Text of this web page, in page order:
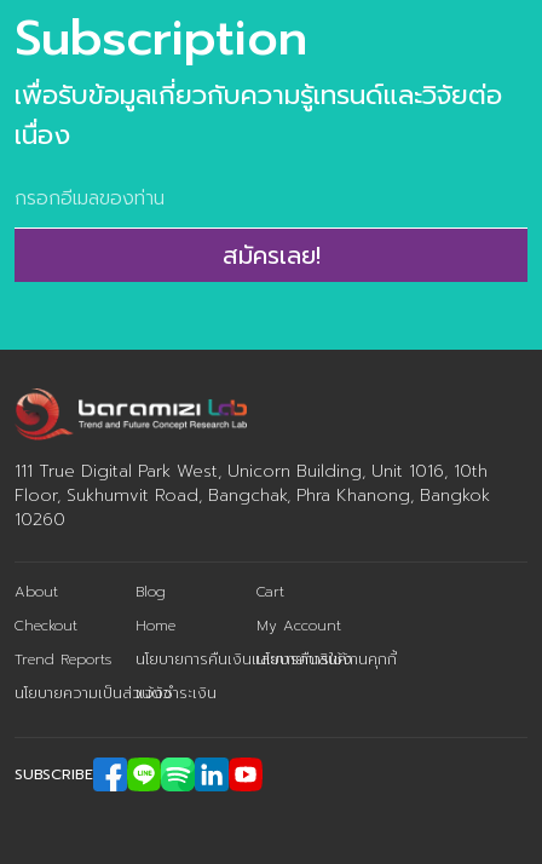
Subscription
เพื่อรับข้อมูลเกี่ยวกับความรู้เทรนด์และวิจัยต่อ
เนื่อง
สมัครเลย!
111 True Digital Park West, Unicorn Building, Unit 1016, 10th
Floor, Sukhumvit Road, Bangchak, Phra Khanong, Bangkok
10260
About Blog
Cart
Checkout
Home
My Account
Trend Reports
นโยบายการคืนเงินและการคืนสินค้า
นโยบายการใช้งานคุกกี้
นโยบายความเป็นส่วนตัวแจ้งชำระเงิน
SUBSCRIBE